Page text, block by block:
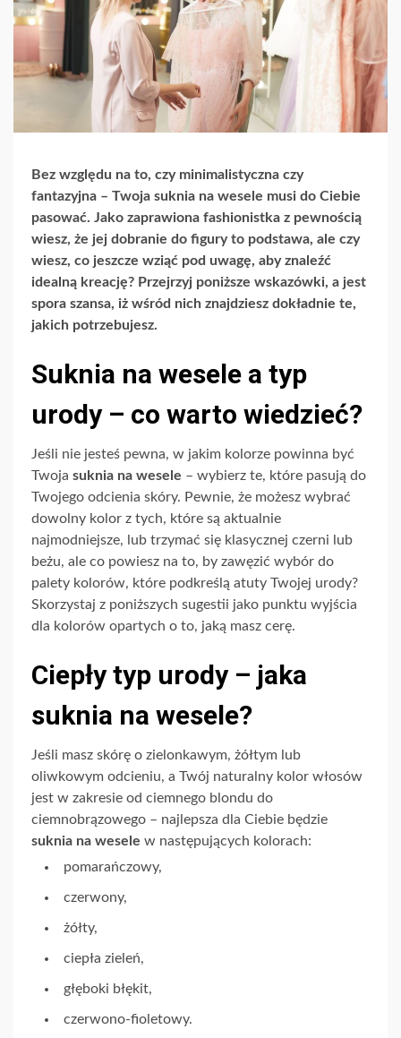
Bez względu na to, czy minimalistyczna czy
fantazyjna – Twoja suknia na wesele musi do Ciebie
pasować. Jako zaprawiona fashionistka z pewnością
wiesz, że jej dobranie do figury to podstawa, ale czy
wiesz, co jeszcze wziąć pod uwagę, aby znaleźć
idealną kreację? Przejrzyj poniższe wskazówki, a jest
spora szansa, iż wśród nich znajdziesz dokładnie te,
jakich potrzebujesz.
Suknia na wesele a typ
urody – co warto wiedzieć?
Jeśli nie jesteś pewna, w jakim kolorze powinna być
Twoja suknia na wesele – wybierz te, które pasują do
Twojego odcienia skóry. Pewnie, że możesz wybrać
dowolny kolor z tych, które są aktualnie
najmodniejsze, lub trzymać się klasycznej czerni lub
beżu, ale co powiesz na to, by zawęzić wybór do
palety kolorów, które podkreślą atuty Twojej urody?
Skorzystaj z poniższych sugestii jako punktu wyjścia
dla kolorów opartych o to, jaką masz cerę.
Ciepły typ urody – jaka
suknia na wesele?
Jeśli masz skórę o zielonkawym, żółtym lub
oliwkowym odcieniu, a Twój naturalny kolor włosów
jest w zakresie od ciemnego blondu do
ciemnobrązowego – najlepsza dla Ciebie będzie
suknia na wesele w następujących kolorach:
pomarańczowy,
czerwony,
żółty,
ciepła zieleń,
głęboki błękit,
czerwono-fioletowy.